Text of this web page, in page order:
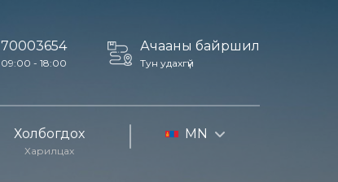
70003654
09:00 - 18:00
Ачааны байршил
Тун удахгүй
Холбогдох
Харилцах
MN